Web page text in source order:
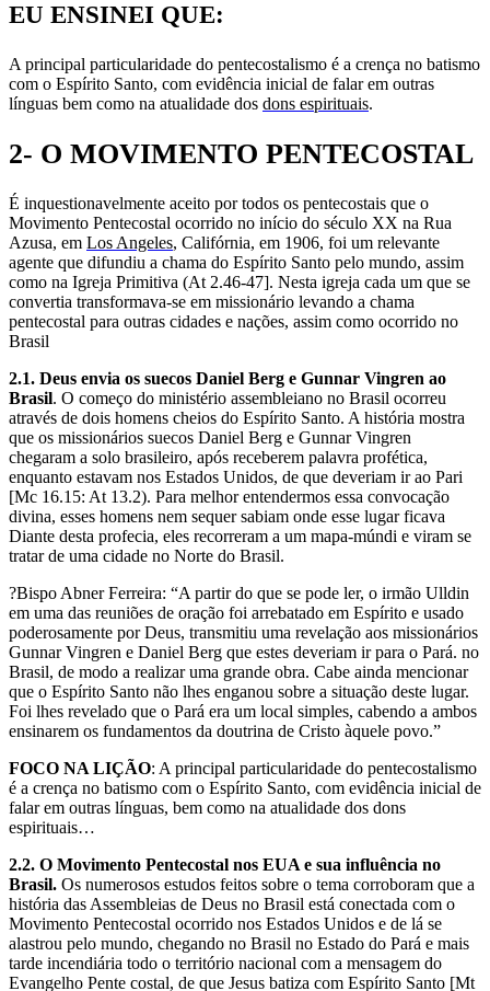
EU ENSINEI QUE:
A principal particularidade do pentecostalismo é a crença no batismo
com o Espírito Santo, com evidência inicial de falar em outras
línguas bem como na atualidade dos dons espirituais.
2- O MOVIMENTO PENTECOSTAL
É inquestionavelmente aceito por todos os pentecostais que o
Movimento Pentecostal ocorrido no início do século XX na Rua
Azusa, em Los Angeles, Califórnia, em 1906, foi um relevante
agente que difundiu a chama do Espírito Santo pelo mundo, assim
como na Igreja Primitiva (At 2.46-47]. Nesta igreja cada um que se
convertia transformava-se em missionário levando a chama
pentecostal para outras cidades e nações, assim como ocorrido no
Brasil
2.1. Deus envia os suecos Daniel Berg e Gunnar Vingren ao
Brasil. O começo do ministério assembleiano no Brasil ocorreu
através de dois homens cheios do Espírito Santo. A história mostra
que os missionários suecos Daniel Berg e Gunnar Vingren
chegaram a solo brasileiro, após receberem palavra profética,
enquanto estavam nos Estados Unidos, de que deveriam ir ao Pari
[Mc 16.15: At 13.2). Para melhor entendermos essa convocação
divina, esses homens nem sequer sabiam onde esse lugar ficava
Diante desta profecia, eles recorreram a um mapa-múndi e viram se
tratar de uma cidade no Norte do Brasil.
?Bispo Abner Ferreira: “A partir do que se pode ler, o irmão Ulldin
em uma das reuniões de oração foi arrebatado em Espírito e usado
poderosamente por Deus, transmitiu uma revelação aos missionários
Gunnar Vingren e Daniel Berg que estes deveriam ir para o Pará. no
Brasil, de modo a realizar uma grande obra. Cabe ainda mencionar
que o Espírito Santo não lhes enganou sobre a situação deste lugar.
Foi lhes revelado que o Pará era um local simples, cabendo a ambos
ensinarem os fundamentos da doutrina de Cristo àquele povo.”
FOCO NA LIÇÃO: A principal particularidade do pentecostalismo
é a crença no batismo com o Espírito Santo, com evidência inicial de
falar em outras línguas, bem como na atualidade dos dons
espirituais…
2.2. O Movimento Pentecostal nos EUA e sua influência no
Brasil. Os numerosos estudos feitos sobre o tema corroboram que a
história das Assembleias de Deus no Brasil está conectada com o
Movimento Pentecostal ocorrido nos Estados Unidos e de lá se
alastrou pelo mundo, chegando no Brasil no Estado do Pará e mais
tarde incendiária todo o território nacional com a mensagem do
Evangelho Pente costal, de que Jesus batiza com Espírito Santo [Mt